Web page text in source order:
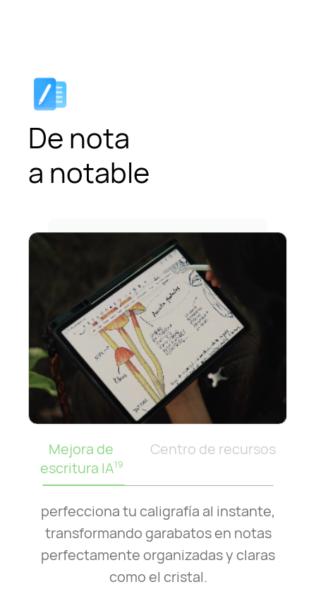
De nota
a notable
Mejora de
escritura IA19
Centro de recursos
perfecciona tu caligrafía al instante,
transformando garabatos en notas
perfectamente organizadas y claras
como el cristal.